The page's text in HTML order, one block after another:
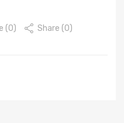
(0) Share (0)